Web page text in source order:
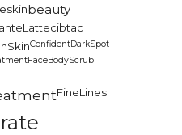
beauty
cibtac
ConfidentDarkSpot
FaceBodyScrub
FineLines